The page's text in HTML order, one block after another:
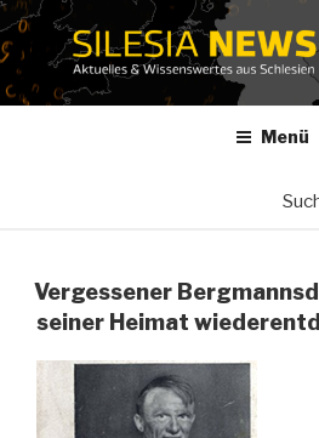
Zum
Inhalt
springen
Menü
Vergessener
seiner Heimat